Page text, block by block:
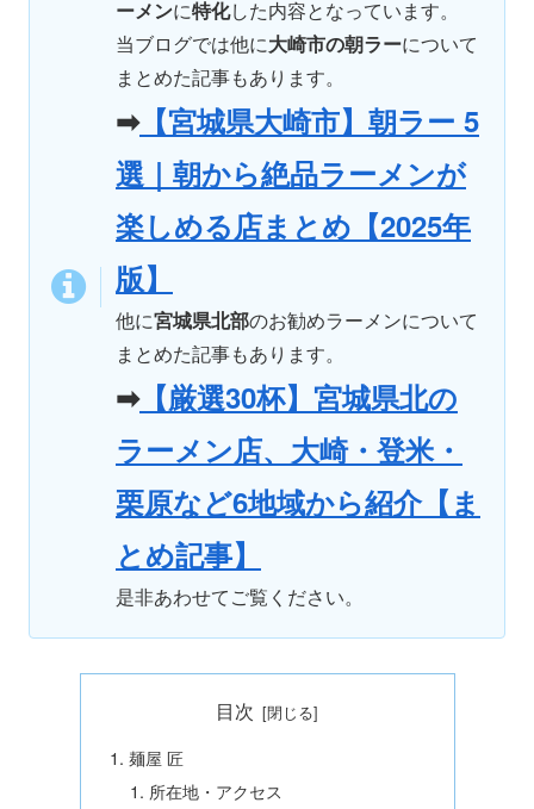
ーメンに特化した内容となっています。
当ブログでは他に大崎市の朝ラーについて
まとめた記事もあります。
➡【宮城県大崎市】朝ラー 5
選｜朝から絶品ラーメンが
楽しめる店まとめ【2025年
版】
他に宮城県北部のお勧めラーメンについて
まとめた記事もあります。
➡【厳選30杯】宮城県北の
ラーメン店、大崎・登米・
栗原など6地域から紹介【ま
とめ記事】
是非あわせてご覧ください。
目次
麺屋 匠
所在地・アクセス